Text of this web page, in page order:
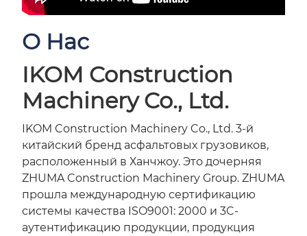
O Hac
IKOM Construction
Machinery Co., Ltd.
IKOM Construction Machinery Co., Ltd. 3-й
китайский бренд асфальтовых грузовиков,
расположенный в Ханчжоу. Это дочерняя
ZHUMA Construction Machinery Group. ZHUMA
прошла международную сертификацию
системы качества ISO9001: 2000 и 3C-
аутентификацию продукции, продукция